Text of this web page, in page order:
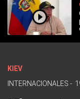
KIEV
INTERNACIONALES -